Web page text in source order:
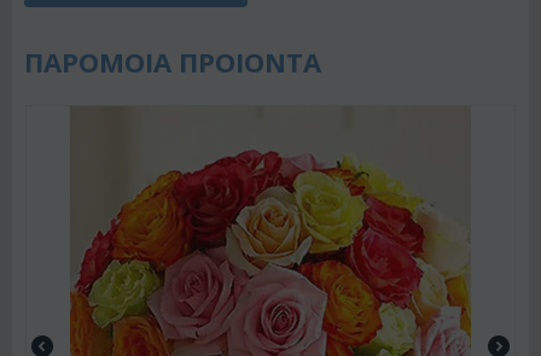
ΠΑΡΟΜΟΙΑ ΠΡΟΙΟΝΤΑ